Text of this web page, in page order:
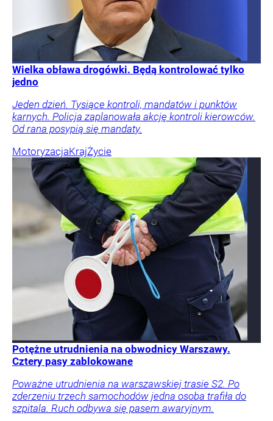
Wielka obława drogówki. Będą kontrolować tylko
jedno
Jeden dzień. Tysiące kontroli, mandatów i punktów
karnych. Policja zaplanowała akcję kontroli kierowców.
Od rana posypią się mandaty.
MotoryzacjaKrajŻycie
Potężne utrudnienia na obwodnicy Warszawy.
Cztery pasy zablokowane
Poważne utrudnienia na warszawskiej trasie S2. Po
zderzeniu trzech samochodów jedna osoba trafiła do
szpitala. Ruch odbywa się pasem awaryjnym.